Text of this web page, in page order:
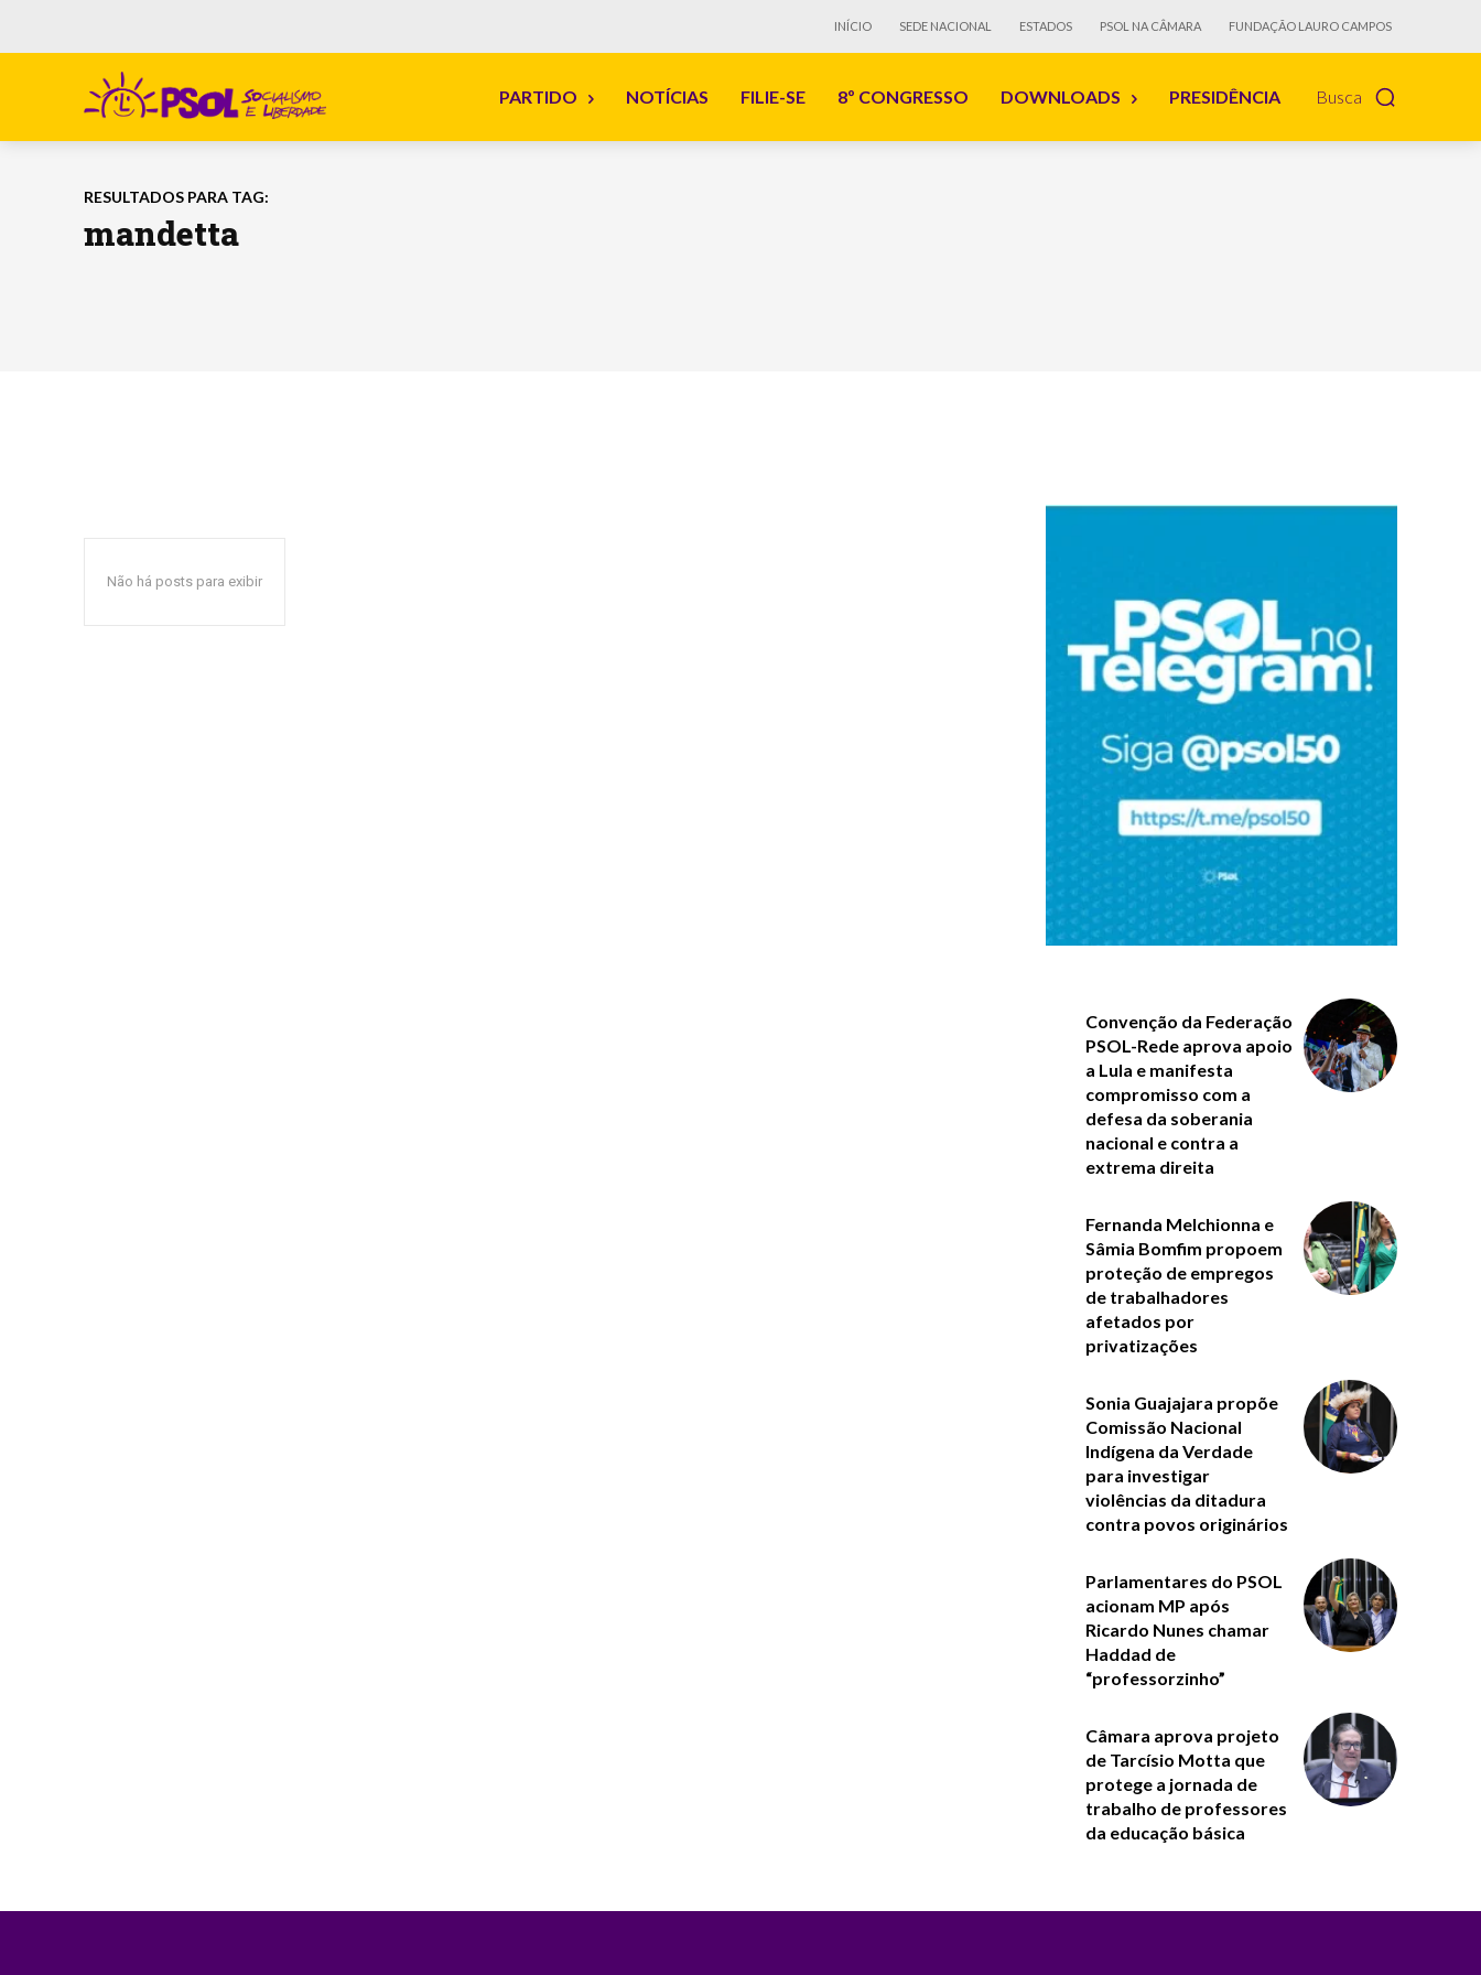
INÍCIO SEDE NACIONAL ESTADOS PSOL NA CÂMARA FUNDAÇÃO LAURO CAMPOS
Busca
PARTIDO NOTÍCIAS FILIE-SE 8º CONGRESSO DOWNLOADS PRESIDÊNCIA
RESULTADOS PARA TAG:
mandetta
Não há posts para exibir
Convenção da Federação
PSOL-Rede aprova apoio
a Lula e manifesta
compromisso com a
defesa da soberania
nacional e contra a
extrema direita
Fernanda Melchionna e
Sâmia Bomfim propoem
proteção de empregos
de trabalhadores
afetados por
privatizações
Sonia Guajajara propõe
Comissão Nacional
Indígena da Verdade
para investigar
violências da ditadura
contra povos originários
Parlamentares do PSOL
acionam MP após
Ricardo Nunes chamar
Haddad de
“professorzinho”
Câmara aprova projeto
de Tarcísio Motta que
protege a jornada de
trabalho de professores
da educação básica